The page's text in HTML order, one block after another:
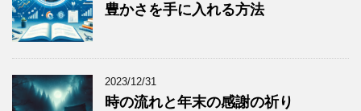
豊かさを手に入れる方法
2023/12/31
時の流れと年末の感謝の祈り